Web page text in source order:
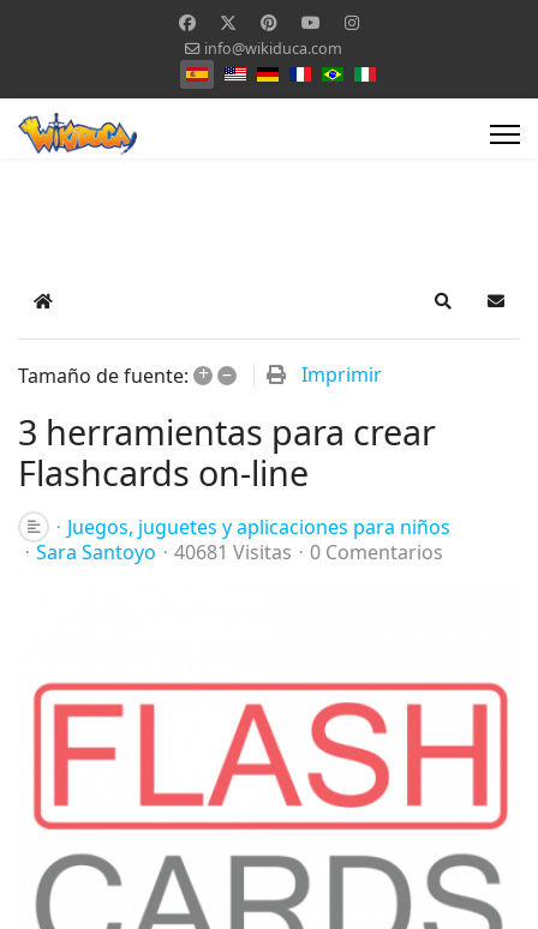
info@wikiduca.com
Seleccione su idioma
Home Search
Tamaño de fuente: + – Imprimir
3 herramientas para crear
Flashcards on-line
Juegos, juguetes y aplicaciones para niños
Sara Santoyo
40681 Visitas 0 Comentarios